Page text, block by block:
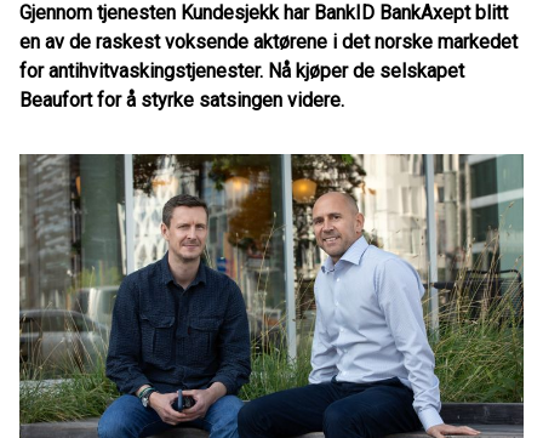
Gjennom tjenesten Kundesjekk har BankID BankAxept blitt
en av de raskest voksende aktørene i det norske markedet
for antihvitvaskingstjenester. Nå kjøper de selskapet
Beaufort for å styrke satsingen videre.